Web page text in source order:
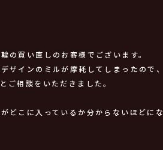
の買い直しのお客様でございます。
ザインのミルが摩耗してしまったので、
ご相談をいただきました。
どこに入っているか分からないほどにな